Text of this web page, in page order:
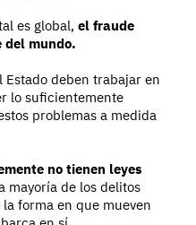
es global, el fraude
del mundo.
Estado deben trabajar en
lo suficientemente
problemas a medida
no tienen leyes
mayoría de los delitos
forma en que mueven